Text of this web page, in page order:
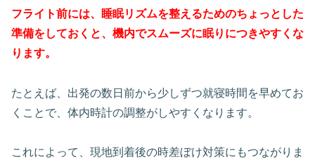
フライト前には、睡眠リズムを整えるためのちょっとした
準備をしておくと、機内でスムーズに眠りにつきやすくな
ります。
たとえば、出発の数日前から少しずつ就寝時間を早めてお
くことで、体内時計の調整がしやすくなります。
これによって、現地到着後の時差ぼけ対策にもつながりま